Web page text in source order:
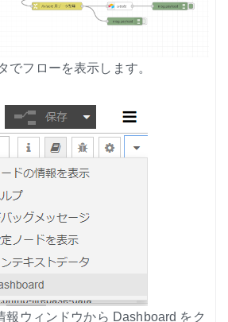
でフローを表示します。
報ウィンドウから Dashboard をク